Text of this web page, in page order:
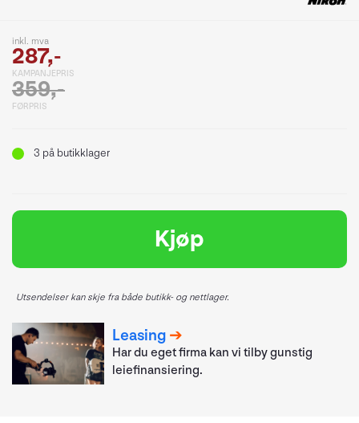
inkl. mva
287,-
KAMPANJEPRIS
359,-
FØRPRIS
3 på butikklager
Kjøp
Utsendelser kan skje fra både butikk- og nettlager.
Leasing
Har du eget firma kan vi tilby gunstig
leiefinansiering.